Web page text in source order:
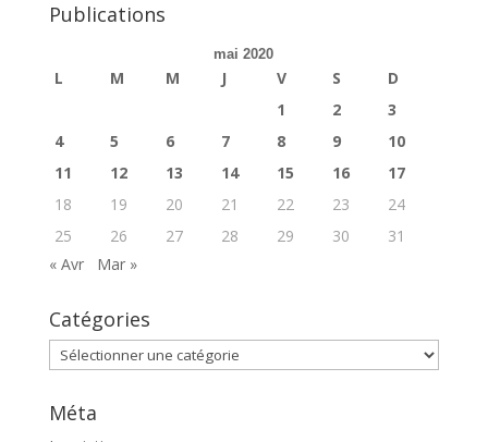
Publications
mai 2020
L M M J V S
D
1
2
3
4
5 6 7 8 9
10
11
12 13 14 15 16
17
18
19 20 21 22 23
24
25
26 27 28 29 30
31
« Avr
Mar »
Catégories
Catégories
Méta